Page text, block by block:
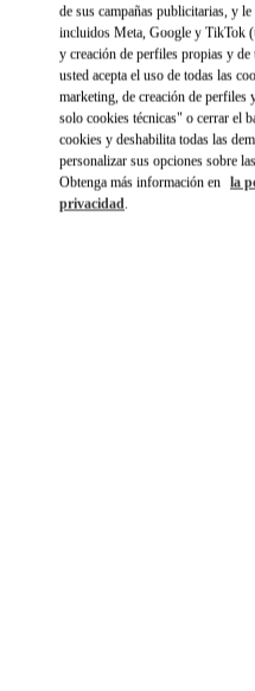
de sus campañas publicitarias, y
incluidos Meta, Google y TikTok
y creación de perfiles propias y
usted acepta el uso de todas las
marketing, de creación de perfiles
solo cookies técnicas" o cerrar el
cookies y deshabilita todas las
personalizar sus opciones sobre
Obtenga más información en la
privacidad.